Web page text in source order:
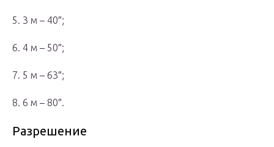
5. 3 м – 40″;
6. 4 м – 50″;
7. 5 м – 63″;
8. 6 м – 80″.
Разрешение